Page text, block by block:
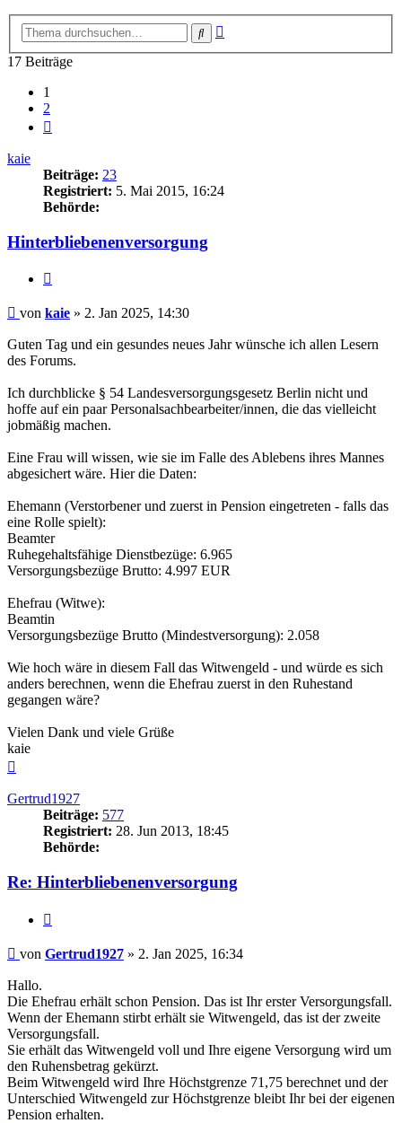
Suche
17 Beiträge
1
2
kaie
Beiträge: 23
Registriert: 5. Mai 2015, 16:24
Behörde:
Hinterbliebenenversorgung
Beitrag
von kaie » 2. Jan 2025, 14:30
Guten Tag und ein gesundes neues Jahr wünsche ich allen Lesern
des Forums.
Ich durchblicke § 54 Landesversorgungsgesetz Berlin nicht und
hoffe auf ein paar Personalsachbearbeiter/innen, die das vielleicht
jobmäßig machen.
Eine Frau will wissen, wie sie im Falle des Ablebens ihres Mannes
abgesichert wäre. Hier die Daten:
Ehemann (Verstorbener und zuerst in Pension eingetreten - falls das
eine Rolle spielt):
Beamter
Ruhegehaltsfähige Dienstbezüge: 6.965
Versorgungsbezüge Brutto: 4.997 EUR
Ehefrau (Witwe):
Beamtin
Versorgungsbezüge Brutto (Mindestversorgung): 2.058
Wie hoch wäre in diesem Fall das Witwengeld - und würde es sich
anders berechnen, wenn die Ehefrau zuerst in den Ruhestand
gegangen wäre?
Vielen Dank und viele Grüße
kaie
Gertrud1927
Beiträge: 577
Registriert: 28. Jun 2013, 18:45
Behörde:
Re: Hinterbliebenenversorgung
Beitrag
von Gertrud1927 » 2. Jan 2025, 16:34
Hallo.
Die Ehefrau erhält schon Pension. Das ist Ihr erster Versorgungsfall.
Wenn der Ehemann stirbt erhält sie Witwengeld, das ist der zweite
Versorgungsfall.
Sie erhält das Witwengeld voll und Ihre eigene Versorgung wird um
den Ruhensbetrag gekürzt.
Beim Witwengeld wird Ihre Höchstgrenze 71,75 berechnet und der
Unterschied Witwengeld zur Höchstgrenze bleibt Ihr bei der eigenen
Pension erhalten.